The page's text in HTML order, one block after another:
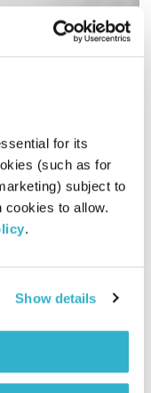
for its
(such as for
subject to
cookies to allow.
.
Show details
כל יום מחדש
אמיר פרי
17.03.19
00:55:10